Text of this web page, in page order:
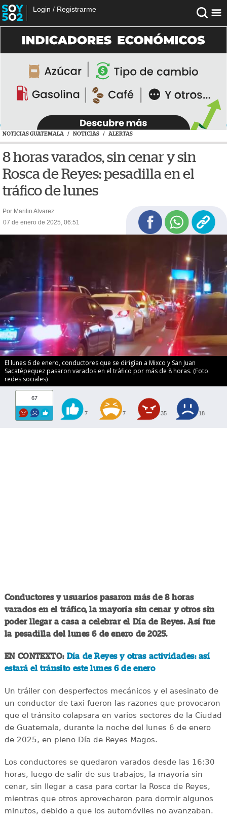
Login / Registrarme
NOTICIAS GUATEMALA / NOTICIAS / ALERTAS
8 horas varados, sin cenar y sin
Rosca de Reyes: pesadilla en el
tráfico de lunes
Por Marilin Alvarez
07 de enero de 2025, 06:51
El lunes 6 de enero, conductores que se dirigían a Mixco y San Juan
Sacatépequez pasaron varados en el tráfico por más de 8 horas. (Foto:
redes sociales)
67
7 7 35 18
Conductores y usuarios pasaron más de 8 horas
varados en el tráfico, la mayoría sin cenar y otros sin
poder llegar a casa a celebrar el Día de Reyes. Así fue
la pesadilla del lunes 6 de enero de 2025.
EN CONTEXTO: Día de Reyes y otras actividades: así
estará el tránsito este lunes 6 de enero
Un tráiler con desperfectos mecánicos y el asesinato de
un conductor de taxi fueron las razones que provocaron
que el tránsito colapsara en varios sectores de la Ciudad
de Guatemala, durante la noche del lunes 6 de enero
de 2025, en pleno Día de Reyes Magos.
Los conductores se quedaron varados desde las 16:30
horas, luego de salir de sus trabajos, la mayoría sin
cenar, sin llegar a casa para cortar la Rosca de Reyes,
mientras que otros aprovecharon para dormir algunos
minutos, debido a que los automóviles no avanzaban.